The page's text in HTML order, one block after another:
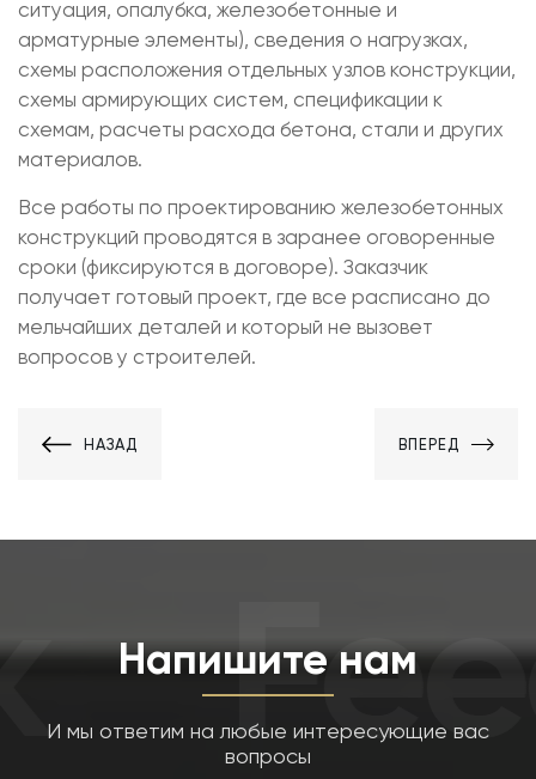
ситуация, опалубка, железобетонные и
арматурные элементы), сведения о нагрузках,
схемы расположения отдельных узлов конструкции,
схемы армирующих систем, спецификации к
схемам, расчеты расхода бетона, стали и других
материалов.
Все работы по проектированию железобетонных
конструкций проводятся в заранее оговоренные
сроки (фиксируются в договоре). Заказчик
получает готовый проект, где все расписано до
мельчайших деталей и который не вызовет
вопросов у строителей.
НАЗАД ВПЕРЕД
Напишите нам
И мы ответим на любые интересующие вас
вопросы